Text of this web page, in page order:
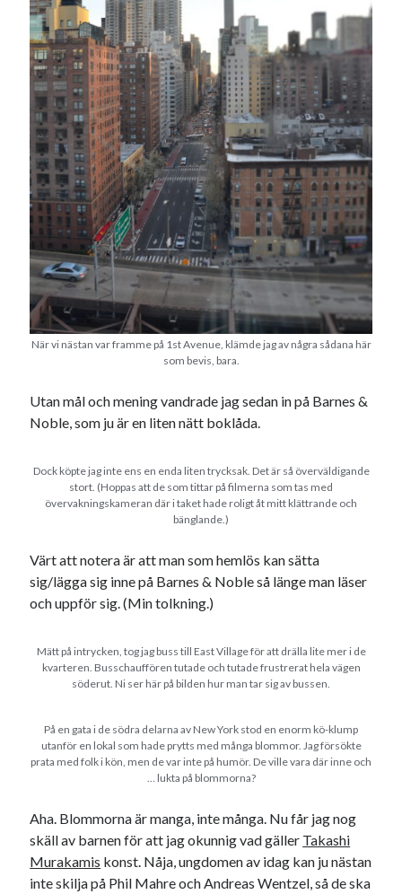
När vi nästan var framme på 1st Avenue, klämde jag av några sådana här
som bevis, bara.
Utan mål och mening vandrade jag sedan in på Barnes &
Noble, som ju är en liten nätt boklåda.
Dock köpte jag inte ens en enda liten trycksak. Det är så överväldigande
stort. (Hoppas att de som tittar på filmerna som tas med
övervakningskameran där i taket hade roligt åt mitt klättrande och
bänglande.)
Värt att notera är att man som hemlös kan sätta
sig/lägga sig inne på Barnes & Noble så länge man läser
och uppför sig. (Min tolkning.)
Mätt på intrycken, tog jag buss till East Village för att drälla lite mer i de
kvarteren. Busschauffören tutade och tutade frustrerat hela vägen
söderut. Ni ser här på bilden hur man tar sig av bussen.
På en gata i de södra delarna av New York stod en enorm kö-klump
utanför en lokal som hade prytts med många blommor. Jag försökte
prata med folk i kön, men de var inte på humör. De ville vara där inne och
… lukta på blommorna?
Aha. Blommorna är manga, inte många. Nu får jag nog
skäll av barnen för att jag okunnig vad gäller Takashi
Murakamis konst. Nåja, ungdomen av idag kan ju nästan
inte skilja på Phil Mahre och Andreas Wentzel, så de ska